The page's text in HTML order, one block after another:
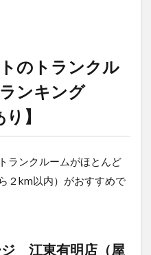
のトランクル
ンキング
】
ランクルームがほとんど
２km以内）がおすすめで
ジ 江東有明店（屋